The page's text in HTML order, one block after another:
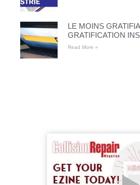
LE MOINS
GRATIFICATION
Read More »